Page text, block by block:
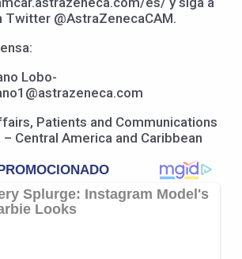
Twitter @AstraZenecaCAM.
Lobo-
Patients and Communications
– Central America and Caribbean